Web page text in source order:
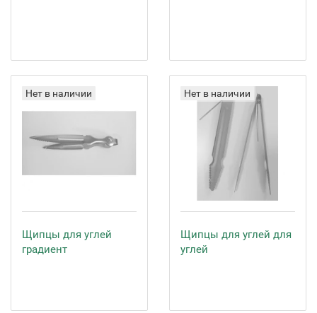
Нет в наличии
Щипцы для углей
градиент
Нет в наличии
Щипцы для углей для
углей